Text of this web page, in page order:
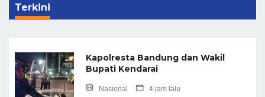
Terkini
Kapolresta Bandung dan Wakil
Bupati Kendarai
Nasional 4 jam lalu